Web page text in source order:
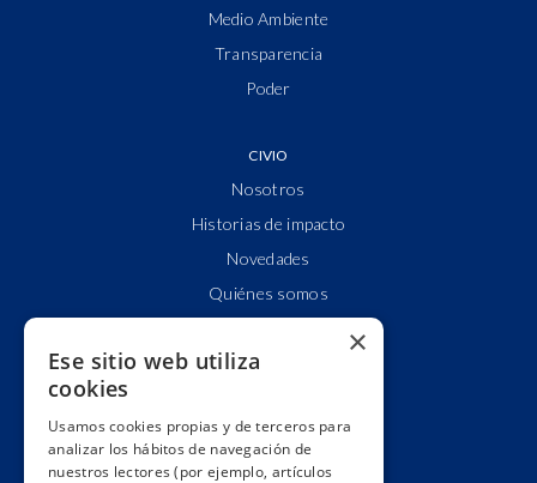
Medio Ambiente
Transparencia
Poder
CIVIO
Nosotros
Historias de impacto
Novedades
Quiénes somos
Alianzas y redes
Impacto
Premios
×
Ese sitio web utiliza
cookies
Usamos cookies propias y de terceros para
analizar los hábitos de navegación de
nuestros lectores (por ejemplo, artículos